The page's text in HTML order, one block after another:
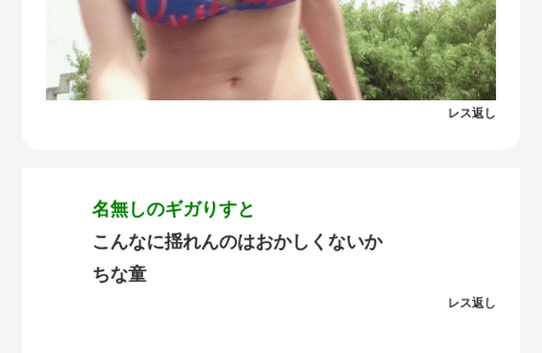
レス返し
名無しのギガりすと
こんなに揺れんのはおかしくないか
ちな童
レス返し